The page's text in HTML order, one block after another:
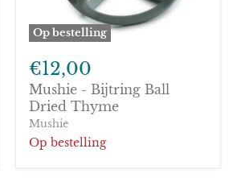
Op bestelling
-
Bijtring
Ball
Dried
Thyme
€12,00
Mushie - Bijtring Ball
Dried Thyme
Mushie
Op bestelling